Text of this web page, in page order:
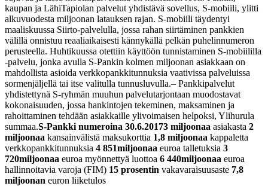
kaupan ja LähiTapiolan palvelut yhdistävä sovellus, S-mobiili, ylitti
alkuvuodesta miljoonan latauksen rajan. S-mobiili täydentyi
maaliskuussa Siirto-palvelulla, jossa rahan siirtäminen pankkien
välillä onnistuu reaaliaikaisesti kännykällä pelkän puhelinnumeron
perusteella. Huhtikuussa otettiin käyttöön tunnistaminen S-mobiililla
-palvelu, jonka avulla S-Pankin kolmen miljoonan asiakkaan on
mahdollista asioida verkkopankkitunnuksia vaativissa palveluissa
sormenjäljellä tai itse valitulla tunnusluvulla.– Pankkipalvelut
yhdistettynä S-ryhmän muuhun palvelutarjontaan muodostavat
kokonaisuuden, jossa hankintojen tekeminen, maksaminen ja
rahoittaminen tehdään asiakkaille ylivoimaisen helpoksi, Ylihurula
summaa.S-Pankki numeroina 30.6.20173 miljoonaa asiakasta 2
miljoonaa kansainvälistä maksukorttia 1,8 miljoonaa kappaletta
verkkopankkitunnuksia 4 851miljoonaa euroa talletuksia 3
720miljoonaa euroa myönnettyä luottoa 6 440miljoonaa euroa
hallinnoitavia varoja (FIM) 15 prosentin vakavaraisuusaste 7,8
miljoonan euron liiketulos